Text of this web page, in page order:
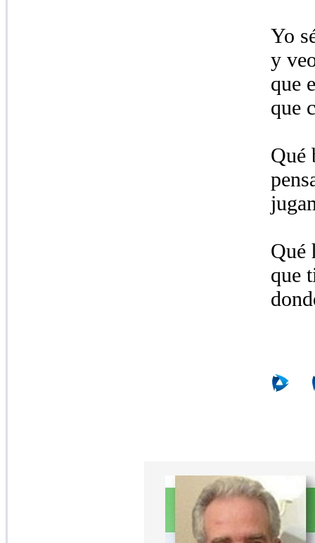
Yo
y
que
que
Qué
Qué
que